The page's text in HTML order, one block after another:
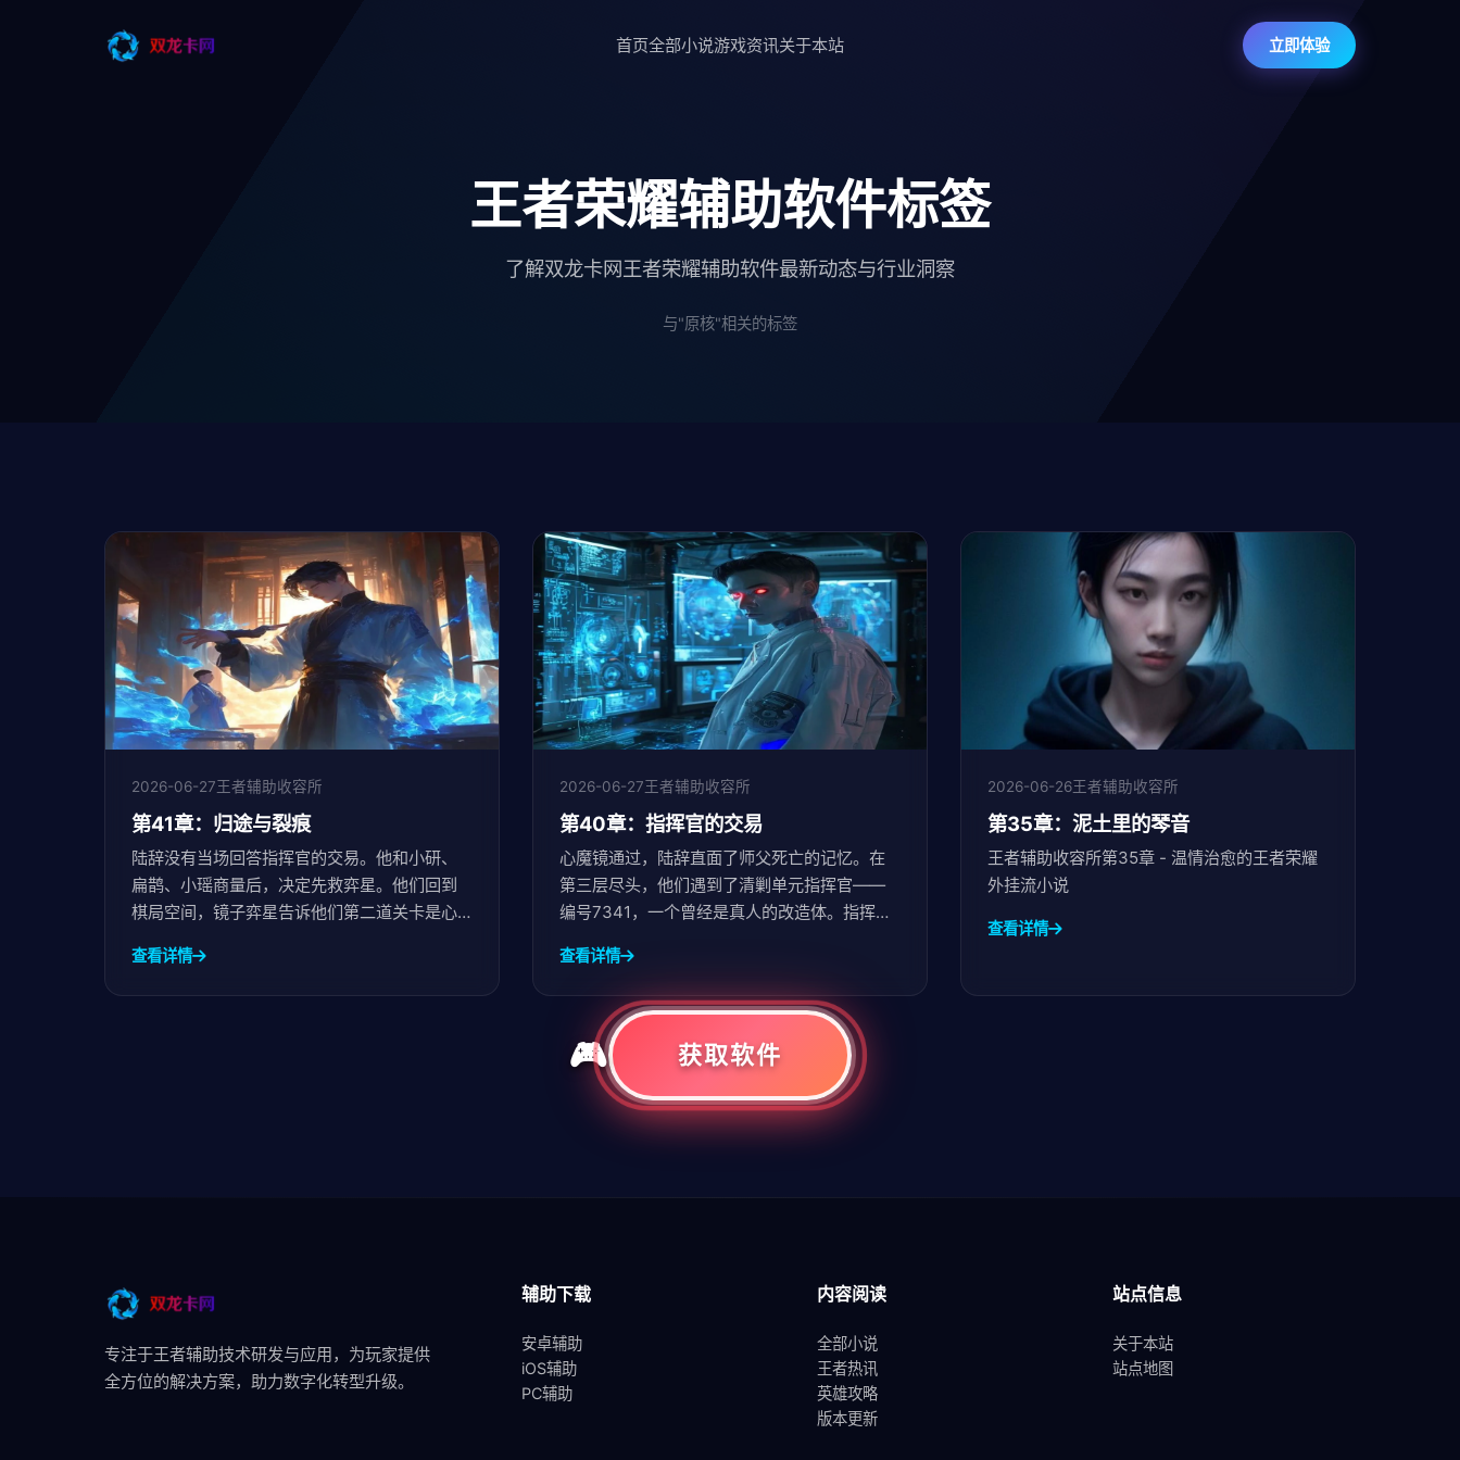
首页全部小说游戏资讯关于本站 立即体验
王者荣耀辅助软件标签
了解双龙卡网王者荣耀辅助软件最新动态与行业洞察
与"原核"相关的标签
2026-06-27王者辅助收容所
第41章：归途与裂痕
陆辞没有当场回答指挥官的交易。他和小研、
扁鹊、小瑶商量后，决定先救弈星。他们回到
棋局空间，镜子弈星告诉他们第二道关卡是心
裂。他们来到弈星的记忆花园，弈星请求陆辞...
查看详情
2026-06-27王者辅助收容所
第40章：指挥官的交易
心魔镜通过，陆辞直面了师父死亡的记忆。在
第三层尽头，他们遇到了清剿单元指挥官——
编号7341，一个曾经是真人的改造体。指挥官
带着原核备份逃走的庭院管家原型。他提...
查看详情
2026-06-26王者辅助收容所
第35章：泥土里的琴音
王者辅助收容所第35章 - 温情治愈的王者荣耀
外挂流小说
查看详情
共1页3条
专注于王者辅助技术研发与应用，为玩家提供
全方位的解决方案，助力数字化转型升级。
辅助下载
安卓辅助
iOS辅助
PC辅助
内容阅读
全部小说
王者热讯
英雄攻略
版本更新
站点信息
关于本站
站点地图
获取软件